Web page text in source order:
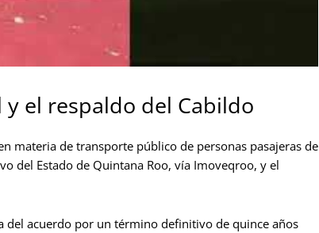
el respaldo del Cabildo
materia de transporte público de personas pasajeras de
del Estado de Quintana Roo, vía Imoveqroo, y el
del acuerdo por un término definitivo de quince años